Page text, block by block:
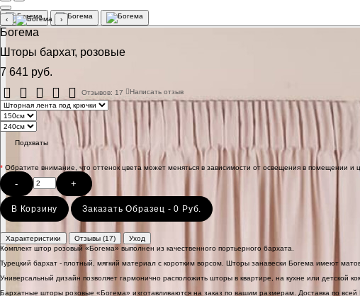
‹ ›
Богема
Шторы бархат, розовые
7 641 руб.
Отзывов: 17 Написать отзыв
Подхваты
* Обратите внимание, что оттенок цвета может меняться в зависимости от освещения в помещении и
- +
В Корзину Заказать Образец - 0 Руб.
Характеристики Отзывы (17)
Уход
Комплект штор розовый «Богема» выполнен из качественного портьерного бархата.
Турецкий бархат - плотный, мягкий материал с коротким ворсом. Шторы занавески Богема имеют
Универсальный дизайн позволяет гармонично расположить шторы в квартире, на кухне или детской
Бархатные шторы розовые «Богема» изготавливаются на заказ по вашим размерам. Доставка по всей